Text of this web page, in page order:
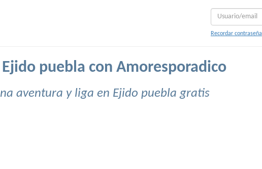
Recordar contraseña
Ejido puebla con Amoresporadico
aventura y liga en Ejido puebla gratis